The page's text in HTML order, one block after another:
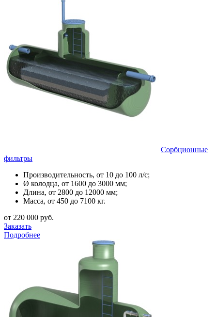
Сорбционные
фильтры
Производительность, от 10 до 100 л/с;
Ø колодца, от 1600 до 3000 мм;
Длина, от 2800 до 12000 мм;
Масса, от 450 до 7100 кг.
от 220 000 руб.
Заказать
Подробнее